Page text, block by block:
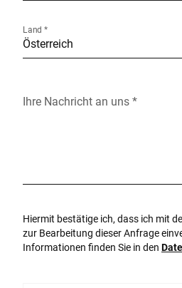
Land *
Ihre Nachricht an uns *
Hiermit bestätige ich, dass ich mit
zur Bearbeitung dieser Anfrage
Informationen finden Sie in den